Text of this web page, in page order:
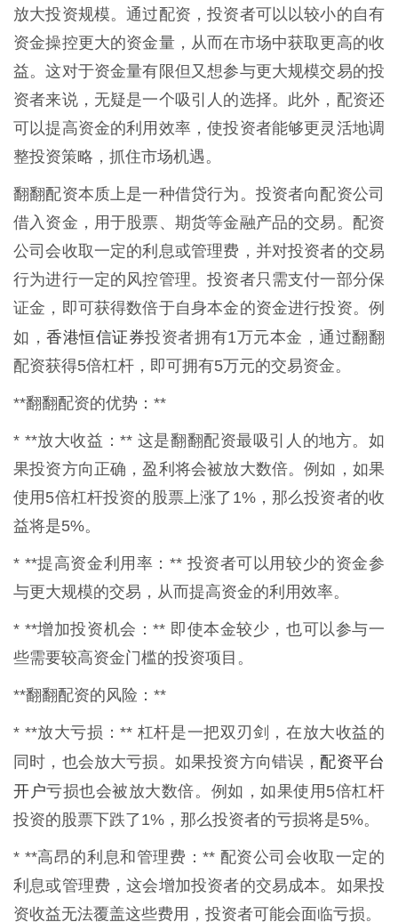
放大投资规模。通过配资，投资者可以以较小的自有
资金操控更大的资金量，从而在市场中获取更高的收
益。这对于资金量有限但又想参与更大规模交易的投
资者来说，无疑是一个吸引人的选择。此外，配资还
可以提高资金的利用效率，使投资者能够更灵活地调
整投资策略，抓住市场机遇。
翻翻配资本质上是一种借贷行为。投资者向配资公司
借入资金，用于股票、期货等金融产品的交易。配资
公司会收取一定的利息或管理费，并对投资者的交易
行为进行一定的风控管理。投资者只需支付一部分保
证金，即可获得数倍于自身本金的资金进行投资。例
如，香港恒信证券投资者拥有1万元本金，通过翻翻
配资获得5倍杠杆，即可拥有5万元的交易资金。
**翻翻配资的优势：**
* **放大收益：** 这是翻翻配资最吸引人的地方。如
果投资方向正确，盈利将会被放大数倍。例如，如果
使用5倍杠杆投资的股票上涨了1%，那么投资者的收
益将是5%。
* **提高资金利用率：** 投资者可以用较少的资金参
与更大规模的交易，从而提高资金的利用效率。
* **增加投资机会：** 即使本金较少，也可以参与一
些需要较高资金门槛的投资项目。
**翻翻配资的风险：**
* **放大亏损：** 杠杆是一把双刃剑，在放大收益的
同时，也会放大亏损。如果投资方向错误，配资平台
开户亏损也会被放大数倍。例如，如果使用5倍杠杆
投资的股票下跌了1%，那么投资者的亏损将是5%。
* **高昂的利息和管理费：** 配资公司会收取一定的
利息或管理费，这会增加投资者的交易成本。如果投
资收益无法覆盖这些费用，投资者可能会面临亏损。